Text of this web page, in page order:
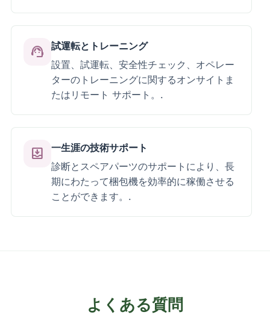
support_agent
試運転とトレーニング
設置、試運転、安全性チェック、オペレー
ターのトレーニングに関するオンサイトま
たはリモート サポート。.
move_to_inbox
一生涯の技術サポート
診断とスペアパーツのサポートにより、長
期にわたって梱包機を効率的に稼働させる
ことができます。.
よくある質問